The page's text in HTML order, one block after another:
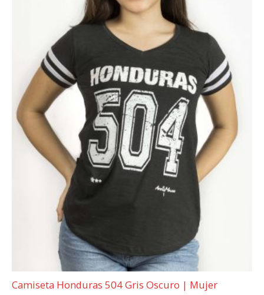
Camiseta Honduras 504 Gris Oscuro | Mujer